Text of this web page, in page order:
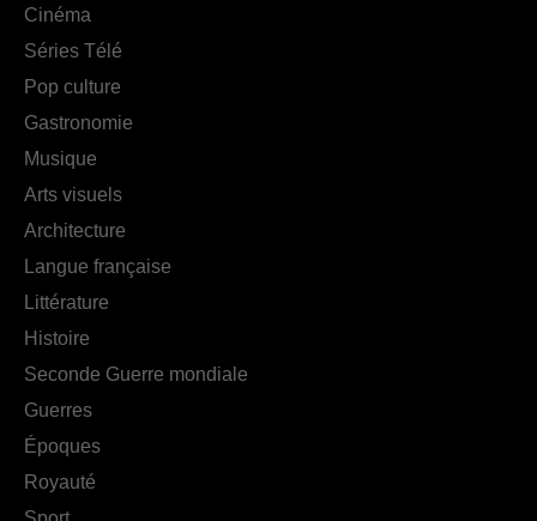
Cinéma
Séries Télé
Pop culture
Gastronomie
Musique
Arts visuels
Architecture
Langue française
Littérature
Histoire
Seconde Guerre mondiale
Guerres
Époques
Royauté